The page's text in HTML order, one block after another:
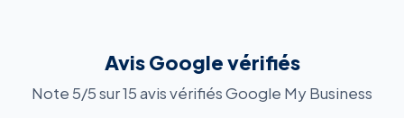
Avis Google vérifiés
Note 5/5 sur 15 avis vérifiés Google My Business